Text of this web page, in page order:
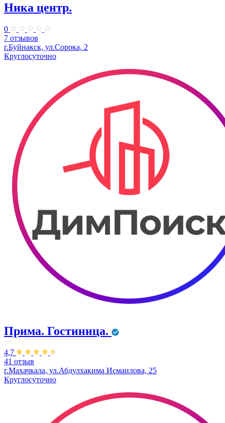
Ника центр.
0
7 отзывов
г.Буйнакск, ул.Сорока, 2
Круглосуточно
Прима. Гостиница.
4,7
41 отзыв
г.Махачкала, ул.Абдулхакима Исмаилова, 25
Круглосуточно